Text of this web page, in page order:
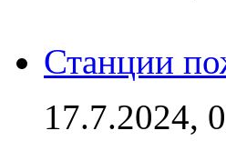
Станции
17.7.2024,